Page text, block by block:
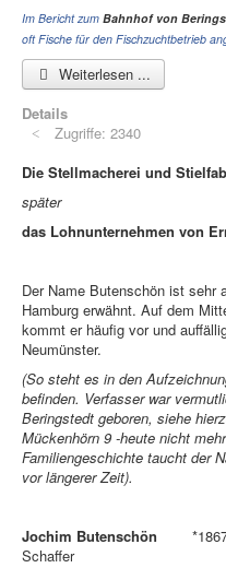
Im Bericht zum Bahnhof von
oft Fische für den Fischzuchtbetrieb
Weiterlesen ...
Details
Zugriffe: 2340
Die Stellmacherei und
später
das Lohnunternehmen von
Der Name Butenschön ist sehr
Hamburg erwähnt. Auf dem
kommt er häufig vor und
Neumünster.
(So steht es in den
befinden. Verfasser war
Beringstedt geboren, siehe
Mückenhörn 9 -heute nicht
Familiengeschichte taucht der
vor längerer Zeit).
Jochim Butenschön
Schaffer